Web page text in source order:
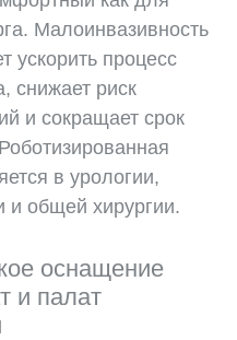
Малоинвазивность
ускорить процесс
снижает риск
и сокращает срок
в урологии,
и общей хирургии.
оснащение
и палат